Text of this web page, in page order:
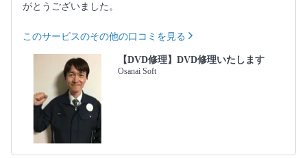
がとうございました。
このサービスのその他の口コミを見る
【DVD修理】DVD修理いたします
Osanai Soft